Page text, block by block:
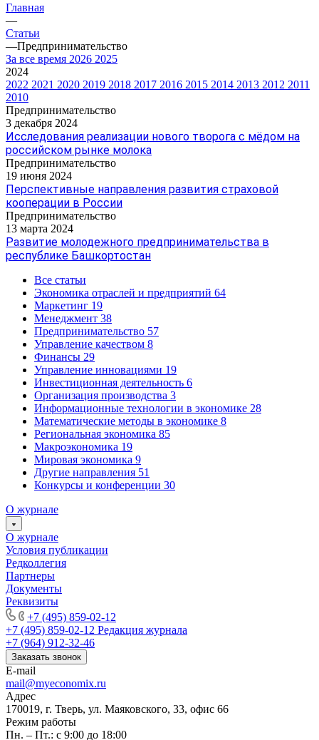
Главная
—
Статьи
—Предпринимательство
За все время 2026 2025
2024
2022 2021 2020 2019 2018 2017 2016 2015 2014 2013 2012 2011
2010
Предпринимательство
3 декабря 2024
Исследования реализации нового творога с мёдом на
российском рынке молока
Предпринимательство
19 июня 2024
Перспективные направления развития страховой
кооперации в России
Предпринимательство
13 марта 2024
Развитие молодежного предпринимательства в
республике Башкортостан
Все статьи
Экономика отраслей и предприятий 64
Маркетинг 19
Менеджмент 38
Предпринимательство 57
Управление качеством 8
Финансы 29
Управление инновациями 19
Инвестиционная деятельность 6
Организация производства 3
Информационные технологии в экономике 28
Математические методы в экономике 8
Региональная экономика 85
Макроэкономика 19
Мировая экономика 9
Другие направления 51
Конкурсы и конференции 30
О журнале
О журнале
Условия публикации
Редколлегия
Партнеры
Документы
Реквизиты
+7 (495) 859-02-12
+7 (495) 859-02-12 Редакция журнала
+7 (964) 912-32-46
Заказать звонок
E-mail
mail@myeconomix.ru
Адрес
170019, г. Тверь, ул. Маяковского, 33, офис 66
Режим работы
Пн. – Пт.: с 9:00 до 18:00